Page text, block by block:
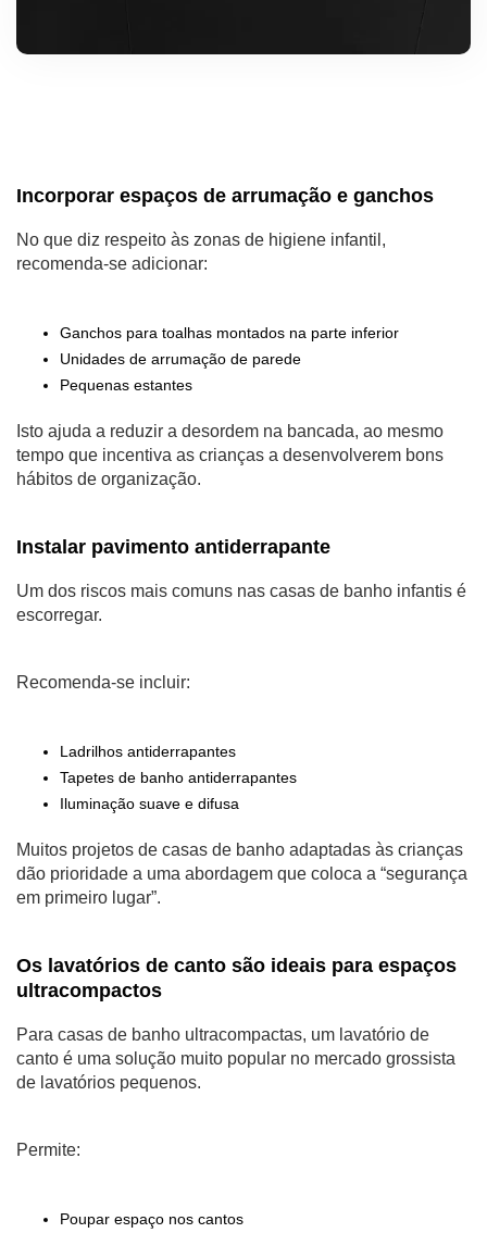
Incorporar espaços de arrumação e ganchos
No que diz respeito às zonas de higiene infantil,
recomenda-se adicionar:
Ganchos para toalhas montados na parte inferior
Unidades de arrumação de parede
Pequenas estantes
Isto ajuda a reduzir a desordem na bancada, ao mesmo
tempo que incentiva as crianças a desenvolverem bons
hábitos de organização.
Instalar pavimento antiderrapante
Um dos riscos mais comuns nas casas de banho infantis é
escorregar.
Recomenda-se incluir:
Ladrilhos antiderrapantes
Tapetes de banho antiderrapantes
Iluminação suave e difusa
Muitos projetos de casas de banho adaptadas às crianças
dão prioridade a uma abordagem que coloca a “segurança
em primeiro lugar”.
Os lavatórios de canto são ideais para espaços
ultracompactos
Para casas de banho ultracompactas, um lavatório de
canto é uma solução muito popular no mercado grossista
de lavatórios pequenos.
Permite:
Poupar espaço nos cantos